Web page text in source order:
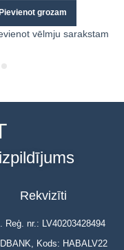
Pievienot grozam
vēlmju sarakstam
Rekvizīti
Reģ. nr.: LV40203428494
Kods: HABALV22